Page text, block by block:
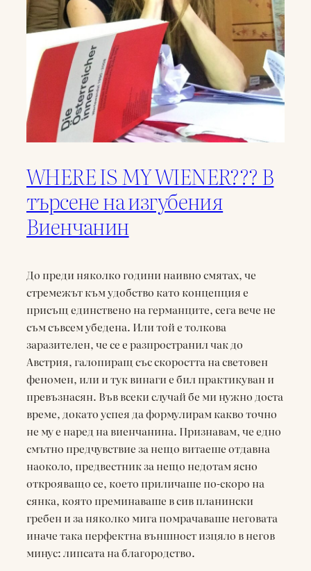
WHERE IS MY WIENER??? В
търсене на изгубения
Виенчанин
До преди няколко години наивно смятах, че
стремежът към удобство като концепция е
присъщ единствено на германците, сега вече не
съм съвсем убедена. Или той е толкова
заразителен, че се е разпространил чак до
Австрия, галопиращ със скоростта на световен
феномен, или и тук винаги е бил практикуван и
превъзнасян. Във всеки случай бе ми нужно доста
време, докато успея да формулирам какво точно
не му е наред на виенчанина. Признавам, че едно
смътно предчувствие за нещо витаеше отдавна
наоколо, предвестник за нещо недотам ясно
открояващо се, което приличаше по-скоро на
сянка, която преминаваше в сив планински
гребен и за няколко мига помрачаваше неговата
иначе така перфектна външност изцяло в негов
минус: липсата на благородство.